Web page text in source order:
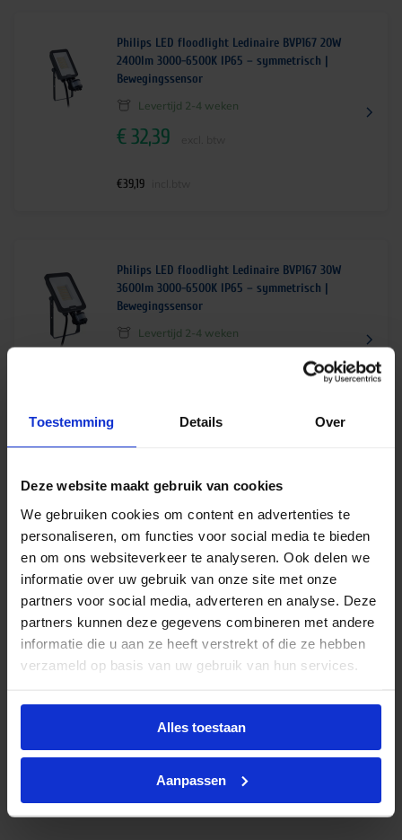
Toestemming Details Over
Deze website maakt gebruik van cookies
We gebruiken cookies om content en advertenties te
personaliseren, om functies voor social media te bieden
en om ons websiteverkeer te analyseren. Ook delen we
informatie over uw gebruik van onze site met onze
partners voor social media, adverteren en analyse. Deze
partners kunnen deze gegevens combineren met andere
informatie die u aan ze heeft verstrekt of die ze hebben
verzameld op basis van uw gebruik van hun services.
Alles toestaan
Aanpassen
Philips LED floodlight Ledinaire BVP167 20W
2400lm 3000-6500K IP65 – symmetrisch |
Bewegingssensor
Levertijd 2-4 weken
€32,39
€39,19
Philips LED floodlight Ledinaire BVP167 30W
3600lm 3000-6500K IP65 – symmetrisch |
Bewegingssensor
Levertijd 2-4 weken
Philips LED floodlight Ledinaire BVP167 50W
1200lm 3000-6500K IP65 – symmetrisch |
Bewegingssensor
Levertijd 2-4 weken
€ 43,94 excl. btw
53,17 incl.btw